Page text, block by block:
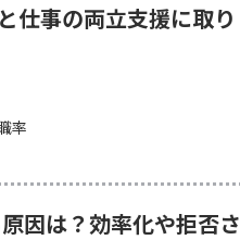
仕事の両立支援に取り
率
因は？効率化や拒否さ